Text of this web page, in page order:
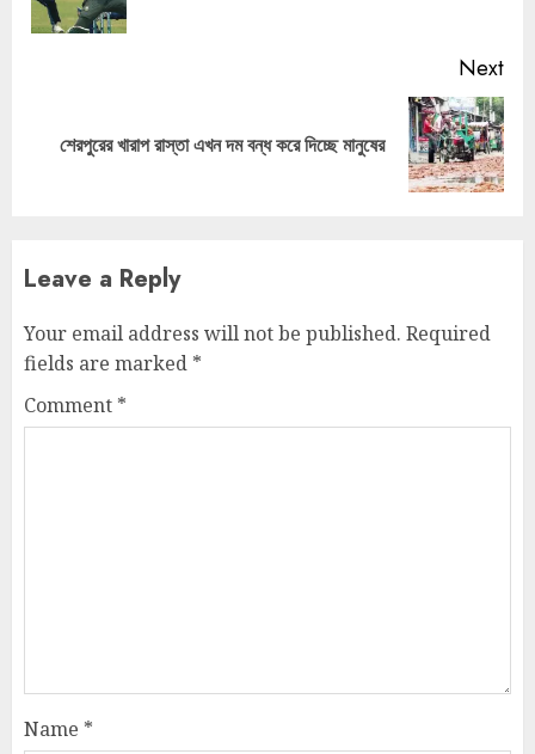
Next
Next
শেরপুরের খারাপ রাস্তা এখন দম বন্ধ করে দিচ্ছে মানুষের
Leave a Reply
Your email address will not be published. Required
fields are marked *
Comment *
Name *